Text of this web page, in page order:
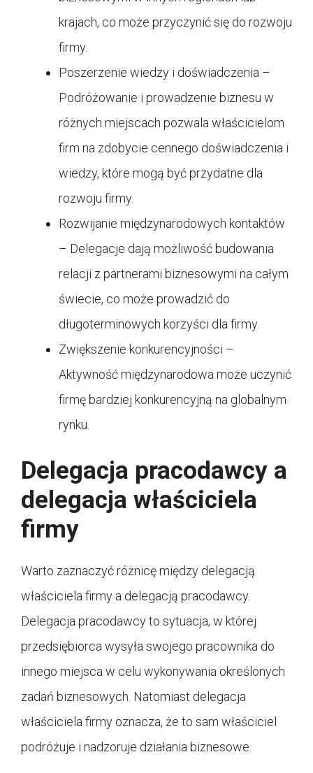
krajach, co może przyczynić się do rozwoju
firmy.
Poszerzenie wiedzy i doświadczenia –
Podróżowanie i prowadzenie biznesu w
różnych miejscach pozwala właścicielom
firm na zdobycie cennego doświadczenia i
wiedzy, które mogą być przydatne dla
rozwoju firmy.
Rozwijanie międzynarodowych kontaktów
– Delegacje dają możliwość budowania
relacji z partnerami biznesowymi na całym
świecie, co może prowadzić do
długoterminowych korzyści dla firmy.
Zwiększenie konkurencyjności –
Aktywność międzynarodowa może uczynić
firmę bardziej konkurencyjną na globalnym
rynku.
Delegacja pracodawcy a
delegacja właściciela
firmy
Warto zaznaczyć różnicę między delegacją
właściciela firmy a delegacją pracodawcy.
Delegacja pracodawcy to sytuacja, w której
przedsiębiorca wysyła swojego pracownika do
innego miejsca w celu wykonywania określonych
zadań biznesowych. Natomiast delegacja
właściciela firmy oznacza, że to sam właściciel
podróżuje i nadzoruje działania biznesowe.